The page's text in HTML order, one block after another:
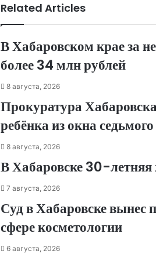
Related Articles
В Хабаровском крае за
более 34 млн рублей
8 августа, 2026
Прокуратура
ребёнка из окна
8 августа, 2026
В Хабаровске 30-
7 августа, 2026
Суд в Хабаровске вынес
сфере косметологии
6 августа, 2026